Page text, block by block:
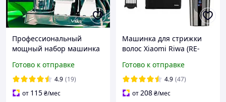
Профессиональный
мощный набор машинка
волос головы бороды
тела 14 насадок мужской
аккумуляторный триммер
Готово к отправке
4.9 (19)
от 115₴/мес
Машинка для стрижки
волос Xiaomi Riwa (RE-
нержавеющей стали,
Silver
Готово к отправке
4.9 (47)
от208₴/мес